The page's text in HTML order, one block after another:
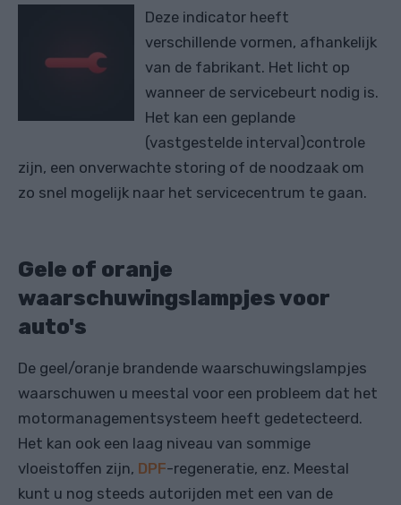
Deze indicator heeft
verschillende vormen, afhankelijk
van de fabrikant. Het licht op
wanneer de servicebeurt nodig is.
Het kan een geplande
(vastgestelde interval)controle
zijn, een onverwachte storing of de noodzaak om
zo snel mogelijk naar het servicecentrum te gaan.
Gele of oranje
waarschuwingslampjes voor
auto's
De geel/oranje brandende waarschuwingslampjes
waarschuwen u meestal voor een probleem dat het
motormanagementsysteem heeft gedetecteerd.
Het kan ook een laag niveau van sommige
vloeistoffen zijn, DPF-regeneratie, enz. Meestal
kunt u nog steeds autorijden met een van de